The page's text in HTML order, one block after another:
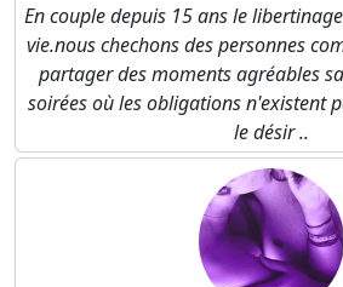
En couple depuis 15 ans le
vie.nous chechons des personnes
partager des moments agréables
soirées où les obligations n'existent
le désir ..